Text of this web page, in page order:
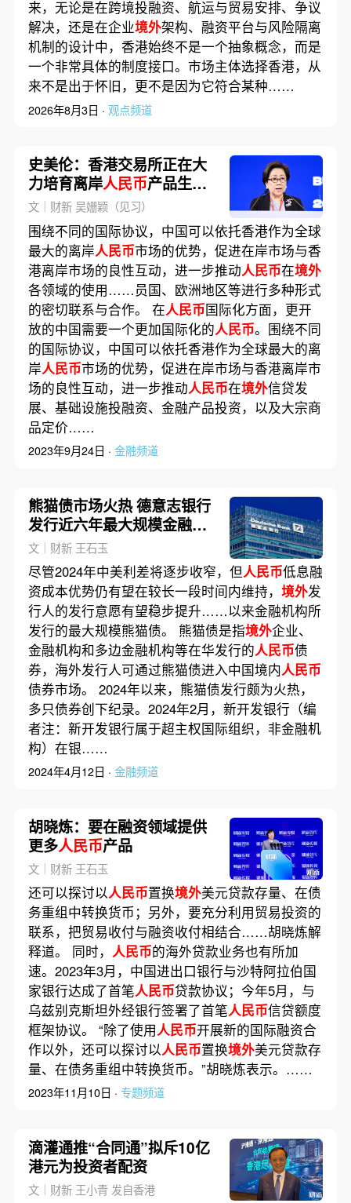
来，无论是在跨境投融资、航运与贸易安排、争议
解决，还是在企业境外架构、融资平台与风险隔离
机制的设计中，香港始终不是一个抽象概念，而是
一个非常具体的制度接口。市场主体选择香港，从
来不是出于怀旧，更不是因为它符合某种……
2026年8月3日 · 观点频道
史美伦：香港交易所正在大
力培育离岸人民币产品生态
圈
文｜财新 吴姗颖（见习）
围绕不同的国际协议，中国可以依托香港作为全球
最大的离岸人民币市场的优势，促进在岸市场与香
港离岸市场的良性互动，进一步推动人民币在境外
各领域的使用……员国、欧洲地区等进行多种形式
的密切联系与合作。 在人民币国际化方面，更开
放的中国需要一个更加国际化的人民币。围绕不同
的国际协议，中国可以依托香港作为全球最大的离
岸人民币市场的优势，促进在岸市场与香港离岸市
场的良性互动，进一步推动人民币在境外信贷发
展、基础设施投融资、金融产品投资，以及大宗商
品定价……
2023年9月24日 · 金融频道
熊猫债市场火热 德意志银行
发行近六年最大规模金融机
构熊猫债
文｜财新 王石玉
尽管2024年中美利差将逐步收窄，但人民币低息融
资成本优势仍有望在较长一段时间内维持， 境外发
行人的发行意愿有望稳步提升……以来金融机构所
发行的最大规模熊猫债。 熊猫债是指境外企业、
金融机构和多边金融机构等在华发行的人民币债
券，海外发行人可通过熊猫债进入中国境内人民币
债券市场。 2024年以来，熊猫债发行颇为火热，
多只债券创下纪录。2024年2月，新开发银行（编
者注：新开发银行属于超主权国际组织，非金融机
构）在银……
2024年4月12日 · 金融频道
胡晓炼：要在融资领域提供
更多人民币产品
文｜财新 王石玉
还可以探讨以人民币置换境外美元贷款存量、在债
务重组中转换货币；另外，要充分利用贸易投资的
联系，把贸易收付与融资收付相结合……胡晓炼解
释道。 同时， 人民币的海外贷款业务也有所加
速。2023年3月，中国进出口银行与沙特阿拉伯国
家银行达成了首笔人民币贷款协议；今年5月，与
乌兹别克斯坦外经银行签署了首笔人民币信贷额度
框架协议。 “除了使用人民币开展新的国际融资合
作以外，还可以探讨以人民币置换境外美元贷款存
量、在债务重组中转换货币。”胡晓炼表示。……
2023年11月10日 · 专题频道
滴灌通推“合同通”拟斥10亿
港元为投资者配资
文｜财新 王小青 发自香港